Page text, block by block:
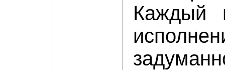
Каждый